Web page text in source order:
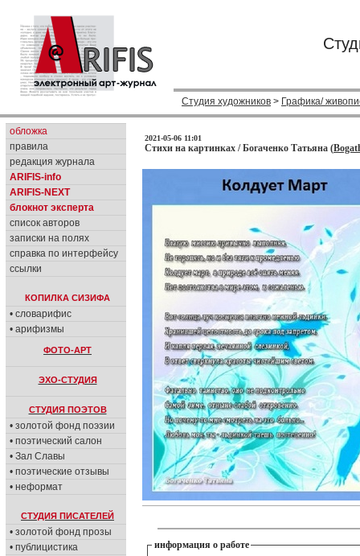
Студия художников > Графика/
обложка
правила
редакция журнала
ARIFIS-info
ARIFIS-NEXT
блокнот эксперта
список авторов
записки на полях
справка по интерфейсу
ссылки
КОПИЛКА СИЗИФА
• словарифис
• арифизмы
ФОТО-АРТ
ЭХО-СТУДИЯ
СТУДИЯ ПОЭТОВ
• золотой фонд поэзии
• поэтический салон
• Зал Славы
• поэтические отзывы
• неформат
СТУДИЯ ПИСАТЕЛЕЙ
• золотой фонд прозы
• публицистика
2021-05-06 11:01
Стихи на картинках / Богаченко Татьяна (
информация о работе